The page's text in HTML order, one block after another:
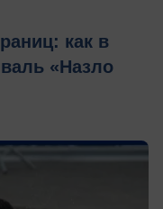
как в
«Назло